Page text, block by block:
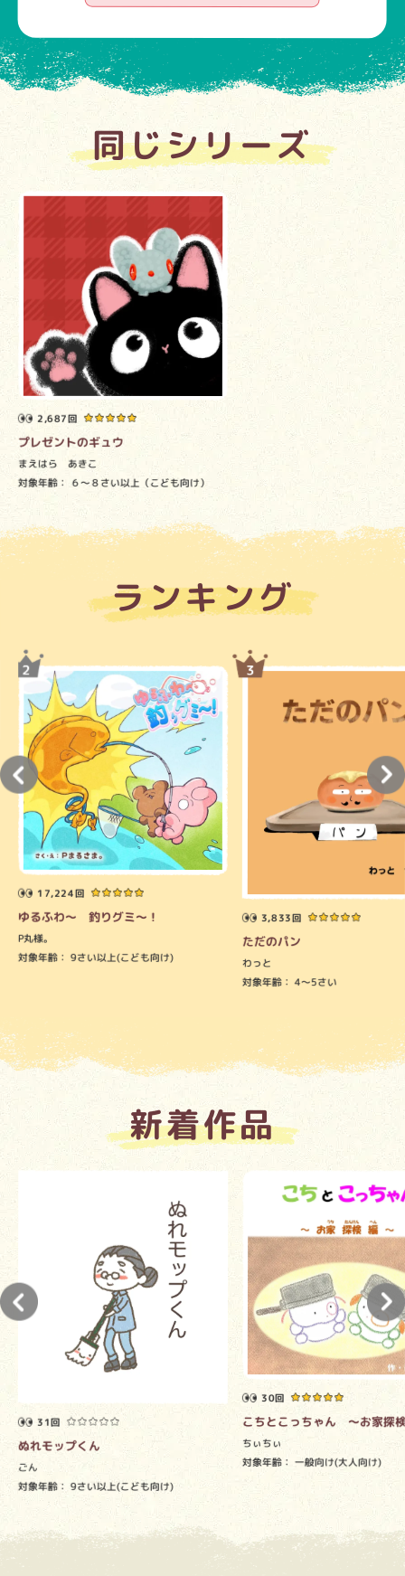
同じシリーズ
2,687回
プレゼントのギュウ
まえはら あきこ
対象年齢： ６～８さい以上（こども向け）
ランキング
17,224回
ゆるふわ～ 釣りグミ～！
P丸様。
対象年齢： 9さい以上(こども向け)
3,833回
ただのパン
わっと
対象年齢：4～5さい
新着作品
31回
ぬれモップくん
ごん
対象年齢： 9さい以上(こども向け)
30回
こちとこっちゃん ～お家探
ちぃちぃ
対象年齢： 一般向け(大人向け)